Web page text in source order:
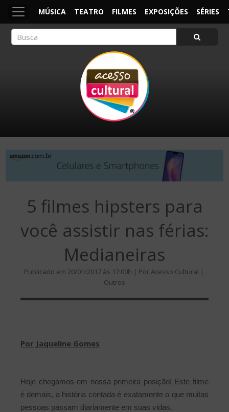
MÚSICA TEATRO FILMES EXPOSIÇÕES SÉRIES
5 filmes hipsters para
você assistir nas férias:
Medianeiras
Publicado em 20/01/2017 às 17:00h | Por Acesso Cultural |
Outros
Por Jaqueline Gomes
Hoje chegamos em nossa primeira posição! Este filme
é demais, a história contada é exatamente o que muitas
pessoas passam diariamente em suas vidas.